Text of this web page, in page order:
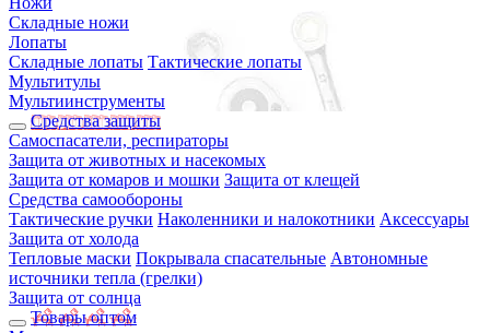
Складные ножи
Лопаты
Складные лопаты Тактические лопаты
Мультитулы
Мультиинструменты
Средства защиты
Самоспасатели, респираторы
Защита от животных и насекомых
Защита от комаров и мошки Защита от клещей
Средства самообороны
Тактические ручки Наколенники и налокотники Аксессуары
Защита от холода
Тепловые маски Покрывала спасательные Автономные
источники тепла (грелки)
Защита от солнца
Товары оптом